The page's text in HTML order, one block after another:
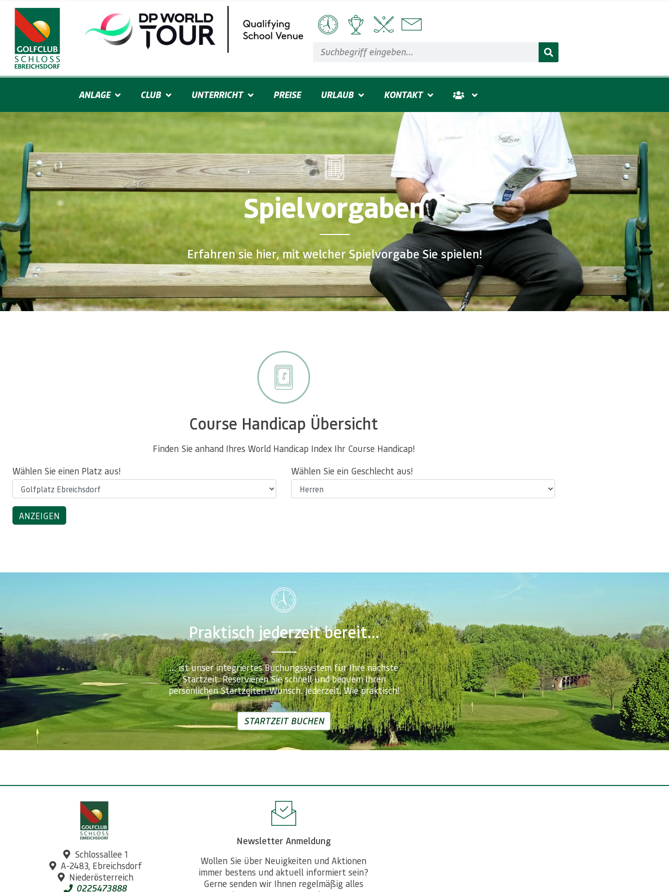
ANLAGE CLUB UNTERRICHT PREISE URLAUB KONTAKT
Spielvorgaben
Erfahren sie hier, mit welcher Spielvorgabe Sie spielen!
Course Handicap Übersicht
Finden Sie anhand Ihres World Handicap Index Ihr Course Handicap!
Wählen Sie einen Platz aus!
Wählen Sie ein Geschlecht aus!
Praktisch jederzeit bereit...
… ist unser integriertes Buchungssystem für Ihre nächste
Startzeit. Reservieren Sie schnell und bequem Ihren
persönlichen Startzeiten-Wunsch. Jederzeit. Wie praktisch!
STARTZEIT BUCHEN
Schlossallee 1
A-2483, Ebreichsdorf
Niederösterreich
0225473888
Newsletter Anmeldung
Wollen Sie über Neuigkeiten und Aktionen
immer bestens und aktuell informiert sein?
Gerne senden wir Ihnen regelmäßig alles